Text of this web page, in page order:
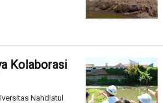
Kolaborasi
Nahdlatul